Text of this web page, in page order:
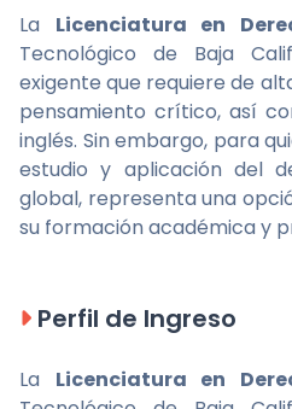
La Licenciatura en
Tecnológico de Baja
exigente que requiere de
pensamiento crítico, así
inglés. Sin embargo, para
estudio y aplicación del
global, representa una
su formación académica y
Perfil de Ingreso
La Licenciatura en